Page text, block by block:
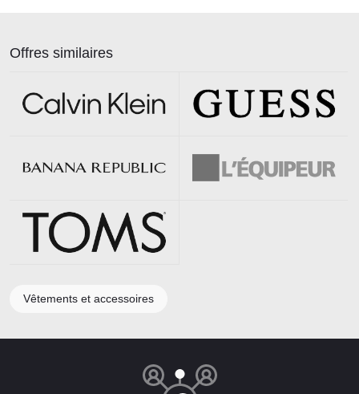
Offres similaires
Vêtements et accessoires